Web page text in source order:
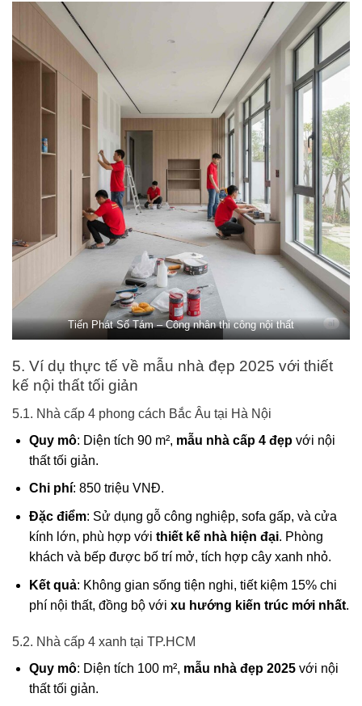
Tiến Phát Số Tám – Công nhân thi công nội thất
5. Ví dụ thực tế về mẫu nhà đẹp 2025 với thiết
kế nội thất tối giản
5.1. Nhà cấp 4 phong cách Bắc Âu tại Hà Nội
Quy mô: Diện tích 90 m², mẫu nhà cấp 4 đẹpvới nội
thất tối giản.
Chi phí: 850 triệu VNĐ.
Đặc điểm: Sử dụng gỗ công nghiệp, sofa gấp, và cửa
kính lớn, phù hợp với thiết kế nhà hiện đại. Phòng
khách và bếp được bố trí mở, tích hợp cây xanh nhỏ.
Kết quả: Không gian sống tiện nghi, tiết kiệm 15% chi
phí nội thất, đồng bộ với xu hướng kiến trúc mới nhất.
5.2. Nhà cấp 4 xanh tại TP.HCM
Quy mô: Diện tích 100 m², mẫu nhà đẹp 2025với nội
thất tối giản.